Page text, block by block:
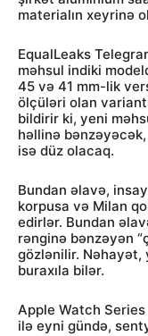
materialın xeyrinə
EqualLeaks
məhsul indiki
45 və 41 mm-lik
ölçüləri olan
bildirir ki, yeni
həllinə
isə düz olacaq.
Bundan əlavə,
korpusa və Milan
edirlər. Bundan
rənginə bənzəyən
gözlənilir. Nəhayət,
buraxıla bilər.
Apple Watch Series
ilə eyni gündə,